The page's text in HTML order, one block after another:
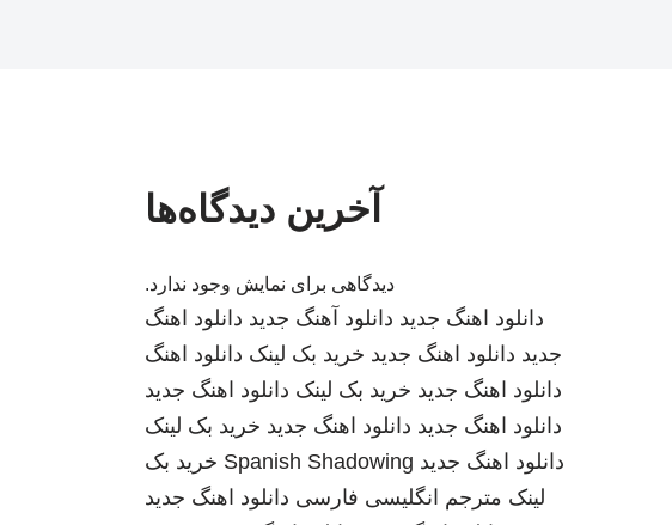
آخرین دیدگاه‌ها
دیدگاهی برای نمایش وجود ندارد.
دانلود اهنگ جدید دانلود آهنگ جدید دانلود اهنگ
جدید دانلود اهنگ جدید خرید بک لینک دانلود اهنگ
دانلود اهنگ جدید خرید بک لینک دانلود اهنگ جدید
دانلود اهنگ جدید دانلود اهنگ جدید خرید بک لینک
دانلود اهنگ جدید Spanish Shadowing خرید بک
لینک مترجم انگلیسی فارسی دانلود اهنگ جدید